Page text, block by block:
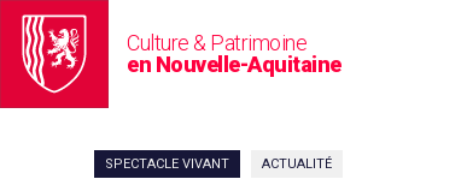
Culture & Patrimoine
en Nouvelle-Aquitaine
SPECTACLE VIVANT ACTUALITÉ